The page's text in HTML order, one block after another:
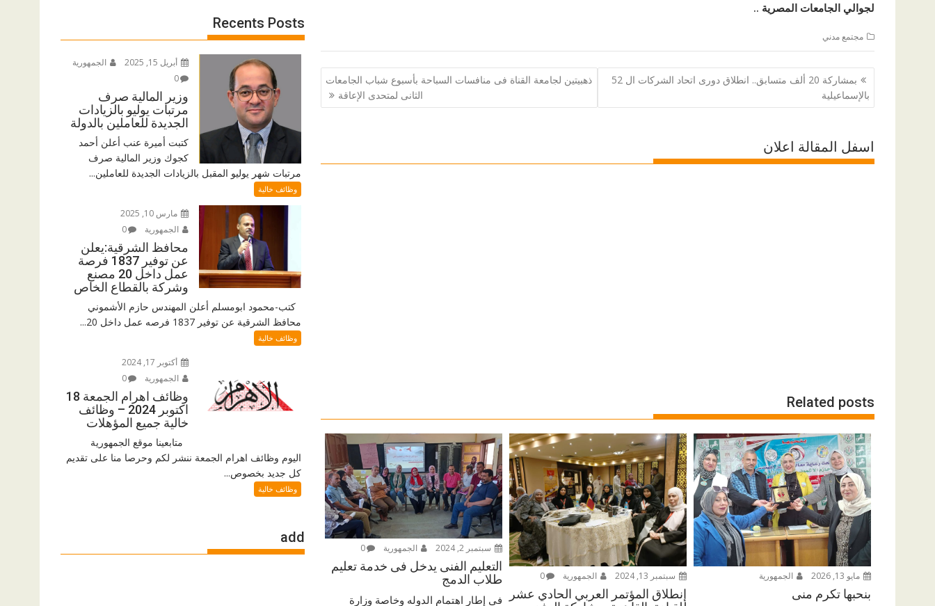
لجوالي الجامعات المصرية ..
مجتمع مدني
تصفّح
المقالات
بمشاركة 20 ألف متسابق.. انطلاق دورى اتحاد الشركات ال 52
بالإسماعيلية
ذهبيتين لجامعة القناة فى منافسات السباحة بأسبوع شباب الجامعات
الثانى لمتحدى الإعاقة
اسفل المقالة اعلان
Related posts
مايو 13, 2026 الجمهورية
بنحبها تكرم منى
سبتمبر 13, 2024 الجمهورية 0
إنطلاق المؤتمر العربي الحادي عشر
سبتمبر 2, 2024 الجمهورية 0
التعليم الفنى يدخل فى خدمة تعليم
طلاب الدمج
فى إطار اهتمام الدوله وخاصة وزارة
Recents Posts
أبريل 15, 2025
الجمهورية
0
وزير المالية صرف
مرتبات يوليو بالزيادات
الجديدة للعاملين بالدولة
كتبت أميرة عنب أعلن أحمد
كجوك وزير المالية صرف
مرتبات شهر يوليو المقبل بالزيادات الجديدة للعاملين...
وظائف خالية
مارس 10, 2025
الجمهورية
0
محافظ الشرقية:يعلن
عن توفير 1837 فرصة
عمل داخل 20 مصنع
وشركة بالقطاع الخاص
كتب-محمود ابومسلم أعلن المهندس حازم الأشموني
محافظ الشرقية عن توفير 1837 فرصه عمل داخل 20...
وظائف خالية
أكتوبر 17, 2024
الجمهورية
0
وظائف اهرام الجمعة 18
اكتوبر 2024 – وظائف
خالية جميع المؤهلات
متابعينا موقع الجمهورية
اليوم وظائف اهرام الجمعة ننشر لكم وحرصا منا على تقديم
كل جديد بخصوص...
وظائف خالية
add